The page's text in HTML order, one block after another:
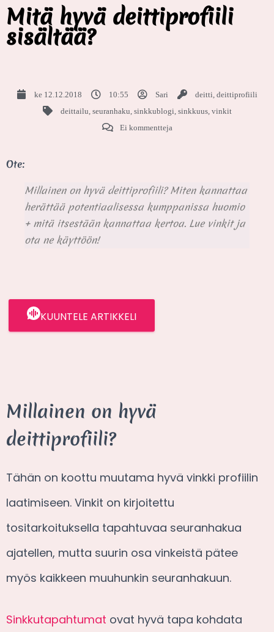
Mitä hyvä deittiprofiili
sisältää?
ke 12.12.2018 10:55 Sari deitti deittiprofiili
deittailu seuranhaku sinkkublogi sinkkuus, vinkit
Ei kommentteja
Ote:
Millainen on hyvä deittiprofiili? Miten kannattaa
herättää potentiaalisessa kumppanissa huomio
+ mitä itsestään kannattaa kertoa. Lue vinkit ja
ota ne käyttöön!
KUUNTELE ARTIKKELI
Millainen on hyvä
deittiprofiili?
Tähän on koottu muutama hyvä vinkki profiilin
laatimiseen. Vinkit on kirjoitettu
tositarkoituksella tapahtuvaa seuranhakua
ajatellen, mutta suurin osa vinkeistä pätee
myös kaikkeen muuhunkin seuranhakuun.
Sinkkutapahtumat ovat hyvä tapa kohdata